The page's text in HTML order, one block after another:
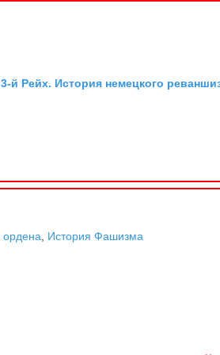
й Рейх. История немецкого
История Фашизма